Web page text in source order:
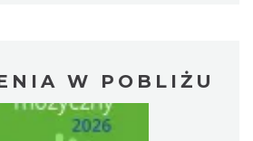
W POBLIŻU